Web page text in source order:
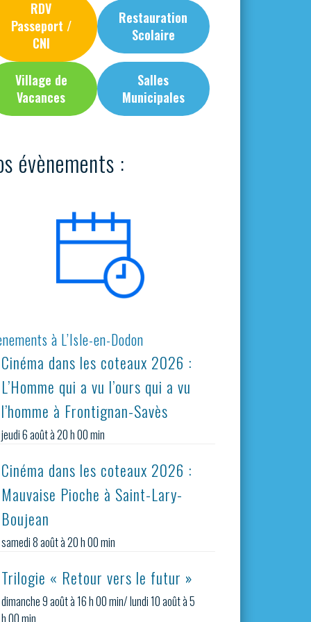
RDV
Passeport /
CNI
Restauration
Scolaire
Village de
Vacances
Salles
Municipales
évènements :
à L’Isle-en-Dodon
Cinéma dans les coteaux 2026 :
L’Homme qui a vu l’ours qui a vu
l’homme à Frontignan-Savès
jeudi 6 août à 20 h 00 min
Cinéma dans les coteaux 2026 :
Mauvaise Pioche à Saint-Lary-
Boujean
samedi 8 août à 20 h 00 min
Trilogie « Retour vers le futur »
dimanche 9 août à 16 h 00 min/lundi 10 août à 5
h 00 min